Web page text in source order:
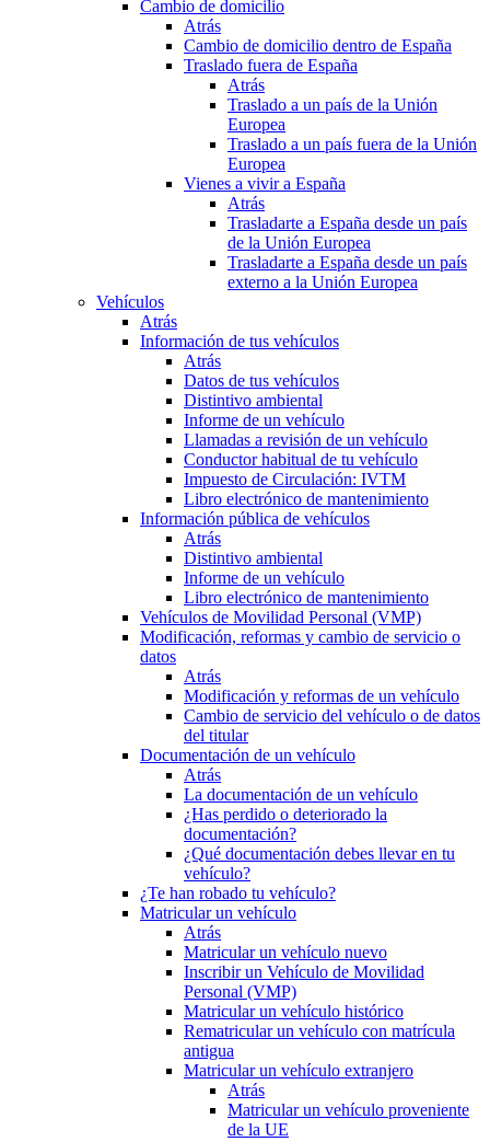
Cambio de domicilio
Atrás
Cambio de domicilio dentro de España
Traslado fuera de España
Atrás
Traslado a un país de la Unión
Europea
Traslado a un país fuera de la Unión
Europea
Vienes a vivir a España
Atrás
Trasladarte a España desde un país
de la Unión Europea
Trasladarte a España desde un país
externo a la Unión Europea
Vehículos
Atrás
Información de tus vehículos
Atrás
Datos de tus vehículos
Distintivo ambiental
Informe de un vehículo
Llamadas a revisión de un vehículo
Conductor habitual de tu vehículo
Impuesto de Circulación: IVTM
Libro electrónico de mantenimiento
Información pública de vehículos
Atrás
Distintivo ambiental
Informe de un vehículo
Libro electrónico de mantenimiento
Vehículos de Movilidad Personal (VMP)
Modificación, reformas y cambio de servicio o
datos
Atrás
Modificación y reformas de un vehículo
Cambio de servicio del vehículo o de datos
del titular
Documentación de un vehículo
Atrás
La documentación de un vehículo
¿Has perdido o deteriorado la
documentación?
¿Qué documentación debes llevar en tu
vehículo?
¿Te han robado tu vehículo?
Matricular un vehículo
Atrás
Matricular un vehículo nuevo
Inscribir un Vehículo de Movilidad
Personal (VMP)
Matricular un vehículo histórico
Rematricular un vehículo con matrícula
antigua
Matricular un vehículo extranjero
Atrás
Matricular un vehículo proveniente
de la UE